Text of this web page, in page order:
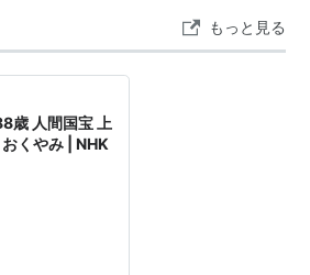
し、地下の店舗も含めて閉館する
後の運用については未定としてい
めとする演目は、…
もっと見る
歳 人間国宝 上
くやみ | NHK